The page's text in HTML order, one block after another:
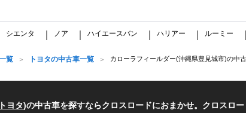
シエンタ ノア ハイエースバン ハリアー ルーミー
覧 トヨタの中古車一覧 カローラフィールダー(沖縄県豊見城市)の中
トヨタ)の中古車を探すならクロスロードにおまかせ。クロスロ